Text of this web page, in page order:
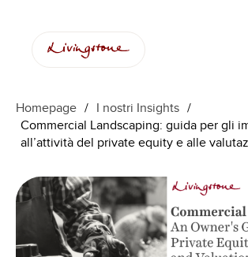
contenuto
Homepage / I nostri Insights /
Commercial Landscaping: guida per gli
all’attività del private equity e alle